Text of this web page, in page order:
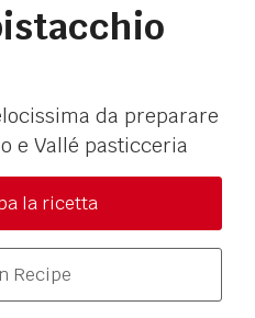
da preparare
e Vallé pasticceria
la ricetta
Recipe